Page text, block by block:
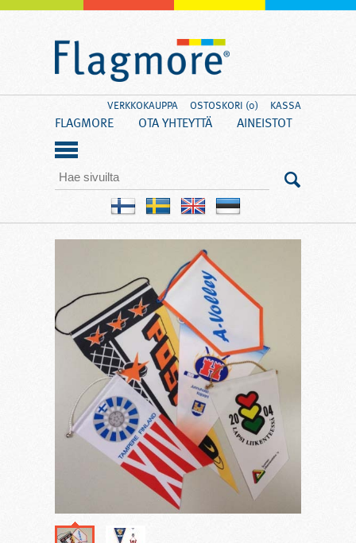
FLAGMORE OTA YHTEYTTÄ AINEISTOT
VERKKOKAUPPA OSTOSKORI (0) KASSA